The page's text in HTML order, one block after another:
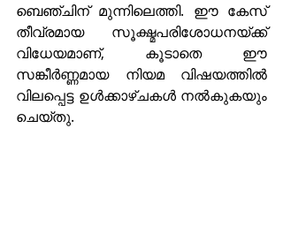
ബെഞ്ചിന് മുന്നിലെത്തി. ഈ കേസ്
തീവ്രമായ സൂക്ഷ്മപരിശോധനയ്ക്ക്
വിധേയമാണ്, കൂടാതെ ഈ
സങ്കീർണ്ണമായ നിയമ വിഷയത്തിൽ
വിലപ്പെട്ട ഉൾക്കാഴ്ചകൾ നൽകുകയും
ചെയ്തു.